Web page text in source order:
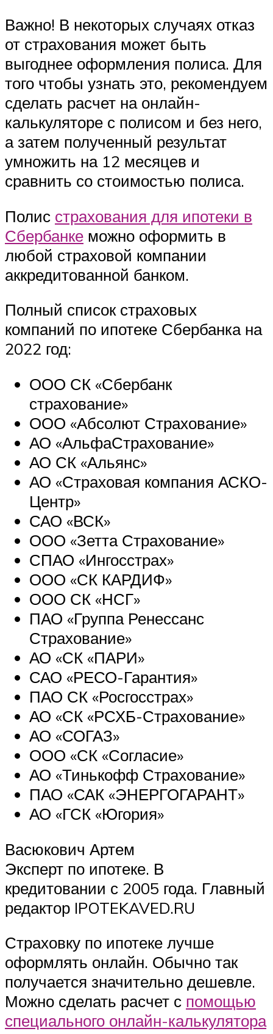
Важно! В некоторых случаях отказ
от страхования может быть
выгоднее оформления полиса. Для
того чтобы узнать это, рекомендуем
сделать расчет на онлайн-
калькуляторе с полисом и без него,
а затем полученный результат
умножить на 12 месяцев и
сравнить со стоимостью полиса.
Полис страхования для ипотеки в
Сбербанке можно оформить в
любой страховой компании
аккредитованной банком.
Полный список страховых
компаний по ипотеке Сбербанка на
2022 год:
ООО СК «Сбербанк
страхование»
ООО «Абсолют Страхование»
АО «АльфаСтрахование»
АО СК «Альянс»
АО «Страховая компания АСКО-
Центр»
САО «ВСК»
ООО «Зетта Страхование»
СПАО «Ингосстрах»
ООО «СК КАРДИФ»
ООО СК «НСГ»
ПАО «Группа Ренессанс
Страхование»
АО «СК «ПАРИ»
САО «РЕСО-Гарантия»
ПАО СК «Росгосстрах»
АО «СК «РСХБ-Страхование»
АО «СОГАЗ»
ООО «СК «Согласие»
АО «Тинькофф Страхование»
ПАО «САК «ЭНЕРГОГАРАНТ»
АО «ГСК «Югория»
Васюкович Артем
Эксперт по ипотеке. В
кредитовании с 2005 года. Главный
редактор IPOTEKAVED.RU
Страховку по ипотеке лучше
оформлять онлайн. Обычно так
получается значительно дешевле.
Можно сделать расчет с помощью
специального онлайн-калькулятора